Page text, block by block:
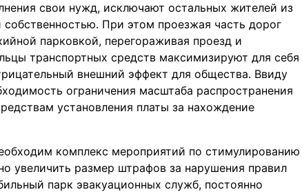
свои нужд, исключают остальных жителей из
При этом проезжая часть дорог
парковкой, перегораживая проезд и
транспортных средств максимизируют для себя
внешний эффект для общества. Ввиду
ограничения масштаба распространения
установления платы за нахождение
комплекс мероприятий по стимулированию
увеличить размер штрафов за нарушения правил
парк эвакуационных служб, постоянно